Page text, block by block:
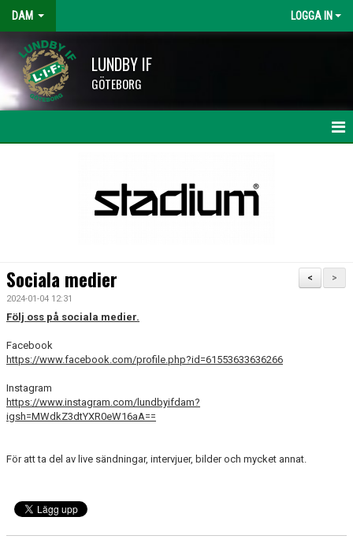
DAM LOGGA IN
LUNDBY IF
GÖTEBORG
BILDGALLERI
KONTAKT
>
<
Sociala medier
2024-01-04 12:31
Följ oss på sociala medier.
Facebook
https://www.facebook.com/profile.php?id=61553633636266
Instagram
https://www.instagram.com/lundbyifdam?
igsh=MWdkZ3dtYXR0eW16aA==
För att ta del av live sändningar, intervjuer, bilder och mycket annat.